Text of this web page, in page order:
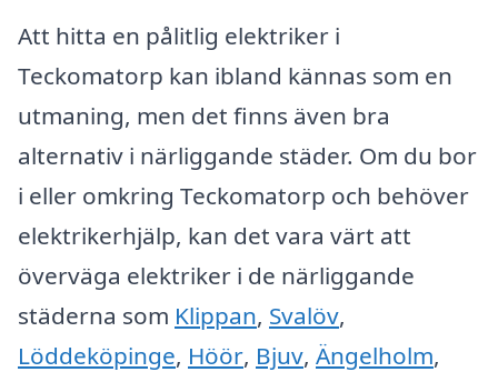
Att hitta en pålitlig elektriker i
Teckomatorp kan ibland kännas som en
utmaning, men det finns även bra
alternativ i närliggande städer. Om du bor
i eller omkring Teckomatorp och behöver
elektrikerhjälp, kan det vara värt att
överväga elektriker i de närliggande
städerna som Klippan, Svalöv,
Löddeköpinge, Höör, Bjuv, Ängelholm,